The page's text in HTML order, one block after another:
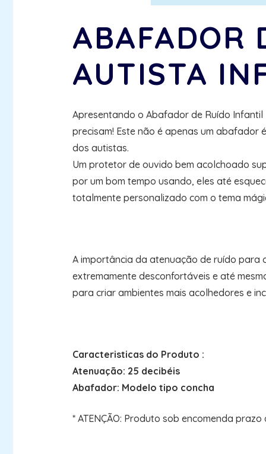
ABAFADOR
AUTISTA
Apresentando o Abafador de Ruído
precisam! Este não é apenas um
dos autistas.
Um protetor de ouvido bem acolchoado
por um bom tempo usando, eles até
totalmente personalizado com o tema
A importância da atenuação de ruído para
extremamente desconfortáveis e até
para criar ambientes mais acolhedores e
Caracteristicas do Produto :
Atenuação: 25 decibéis
Abafador: Modelo tipo concha
* ATENÇÃO: Produto sob encomenda